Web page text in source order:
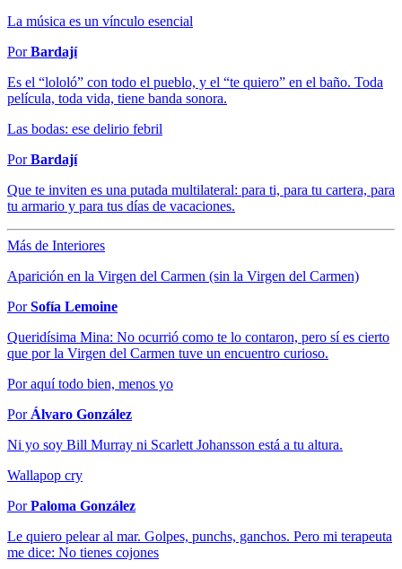
La música es un vínculo esencial
PorBardají
Es el “lololó” con todo el pueblo, y el “te quiero” en el baño. Toda
película, toda vida, tiene banda sonora.
Las bodas: ese delirio febril
PorBardají
Que te inviten es una putada multilateral: para ti, para tu cartera, para
tu armario y para tus días de vacaciones.
Más de Interiores
Aparición en la Virgen del Carmen (sin la Virgen del Carmen)
PorSofía Lemoine
Queridísima Mina: No ocurrió como te lo contaron, pero sí es cierto
que por la Virgen del Carmen tuve un encuentro curioso.
Por aquí todo bien, menos yo
Por Álvaro González
Ni yo soy Bill Murray ni Scarlett Johansson está a tu altura.
Wallapop cry
PorPaloma González
Le quiero pelear al mar. Golpes, punchs, ganchos. Pero mi terapeuta
me dice: No tienes cojones